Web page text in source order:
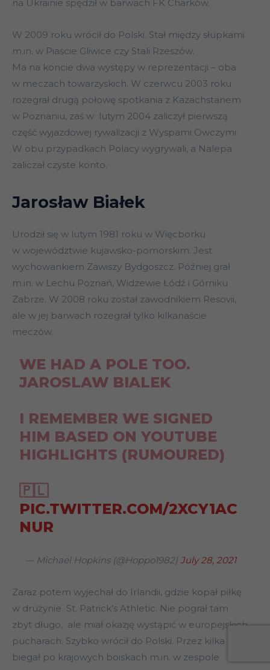
na Ukrainie spędził w barwach FK Charków.
W 2009 roku wrócił do Polski. Stał między słupkami
m.in. w Piaście Gliwice czy Stali Rzeszów.
Ma na koncie dwa występy w reprezentacji – oba
w meczach towarzyskich. W czerwcu 2003 roku
rozegrał drugą połowę spotkania z Kazachstanem
w Poznaniu, zaś w lutym 2004 zaliczył pierwszą
część wyjazdowej rywalizacji z Wyspami Owczymi.
W obu przypadkach Polacy wygrywali, a Nalepa
zaliczał czyste konto.
Jarosław Białek
Urodził się w lutym 1981 roku w Więcborku
w województwie kujawsko-pomorskim. Jest
wychowankiem Zawiszy Bydgoszcz. Później grał
m.in. w Lechu Poznań, Widzewie Łódź i Górniku
Zabrze. W 2008 roku został zawodnikiem Resovii,
ale w jej barwach rozegrał tylko kilkanaście
meczów.
WE HAD A POLE TOO.
JAROSLAW BIALEK
I REMEMBER WE SIGNED
HIM BASED ON YOUTUBE
HIGHLIGHTS (RUMOURED)
🇵🇱
PIC.TWITTER.COM/2XCY1AC
NUR
— Michael Hopkins (@Hoppo1982) July 28, 2021
Zaraz potem wyjechał do Irlandii, gdzie kopał piłkę
w drużynie St. Patrick’s Athletic. Nie pograł tam
zbyt długo, ale miał okazję wystąpić w europejskich
pucharach. Szybko wrócił do Polski. Przez kilka lat
biegał po krajowych boiskach m.in. w zespole